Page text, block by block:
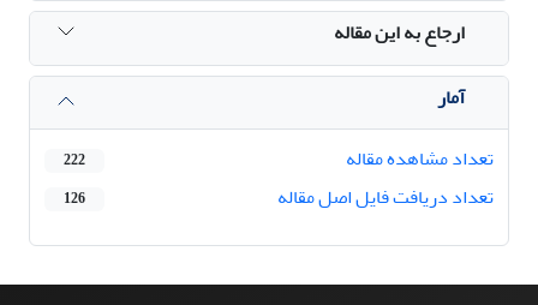
ارجاع به این مقاله
آمار
تعداد مشاهده مقاله
222
تعداد دریافت فایل اصل مقاله 126